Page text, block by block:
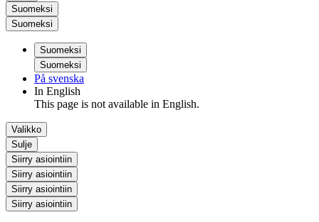
Suomeksi
Suomeksi
Suomeksi
Suomeksi
På svenska
In English
This page is not available in English.
Valikko
Sulje
Siirry asiointiin
Siirry asiointiin
Siirry asiointiin
Siirry asiointiin